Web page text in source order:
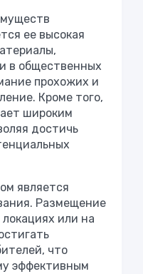
ее высокая
в общественных
прохожих и
Кроме того,
широким
достичь
является
Размещение
или на
что
эффективным